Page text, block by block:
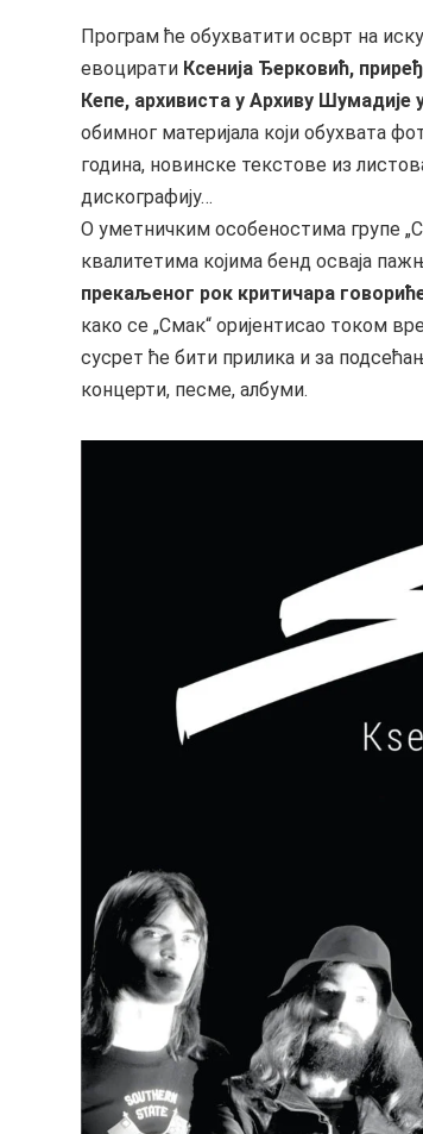
Програм ће обухватити осврт на
евоцирати Ксенија Ђерковић,
Кепе, архивиста у Архиву Шумадије
обимног материјала који обухвата
година, новинске текстове из
дискографију…
О уметничким особеностима групе
квалитетима којима бенд осваја
прекаљеног рок критичара
како се „Смак“ оријентисао током
сусрет ће бити прилика и за
концерти, песме, албуми.